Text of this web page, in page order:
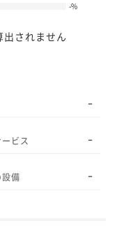
-%
されません
-
ビス -
備 -